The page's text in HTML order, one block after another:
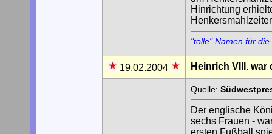
Hinrichtung
"tolle" Namen für die
19.02.2004 Heinrich VIII.
Quelle:
Der englische
sechs Frauen -